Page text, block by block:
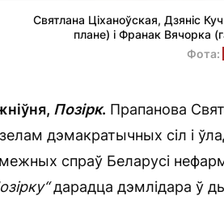
Святлана Ціханоўская, Дзяніс
плане) і Франак Вячорка
Фота:
Позірк. Прапанова
дэмакратычных сіл і
спраў Беларусі
озірку“дарадца дэмлідара ў